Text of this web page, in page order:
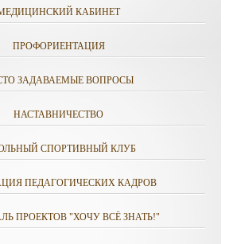
КАБИНЕТ
ПРОФОРИЕНТАЦИЯ
ЗАДАВАЕМЫЕ ВОПРОСЫ
НАСТАВНИЧЕСТВО
СПОРТИВНЫЙ КЛУБ
ПЕДАГОГИЧЕСКИХ КАДРОВ
ПРОЕКТОВ "ХОЧУ ВСЁ ЗНАТЬ!"